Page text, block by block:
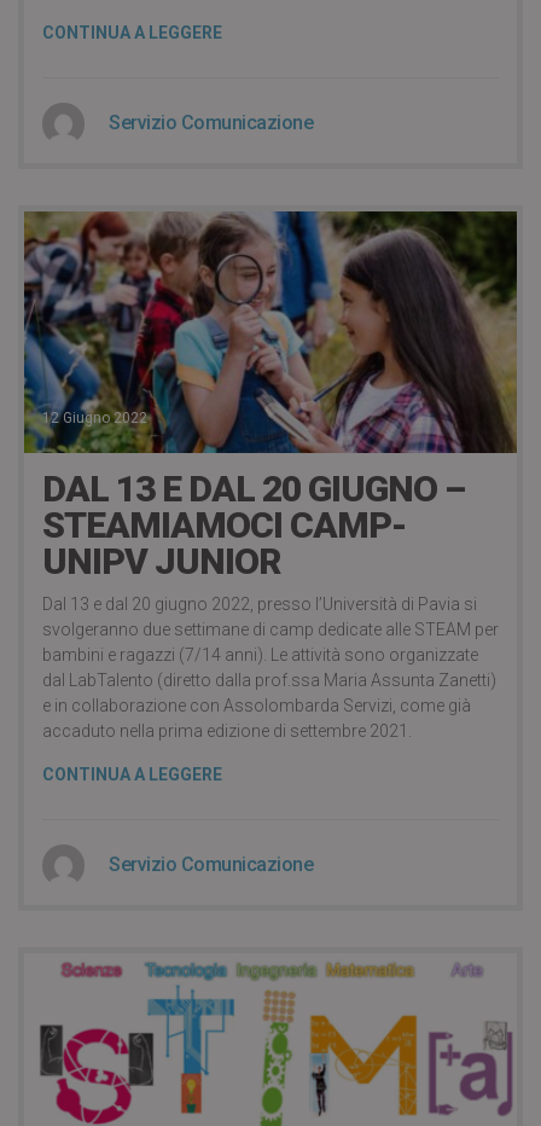
CONTINUA A LEGGERE
Servizio Comunicazione
12 Giugno 2022
DAL 13 E DAL 20 GIUGNO –
STEAMIAMOCI CAMP-
UNIPV JUNIOR
Dal 13 e dal 20 giugno 2022, presso l’Università di Pavia si
svolgeranno due settimane di camp dedicate alle STEAM per
bambini e ragazzi (7/14 anni). Le attività sono organizzate
dal LabTalento (diretto dalla prof.ssa Maria Assunta Zanetti)
e in collaborazione con Assolombarda Servizi, come già
accaduto nella prima edizione di settembre 2021.
CONTINUA A LEGGERE
Servizio Comunicazione